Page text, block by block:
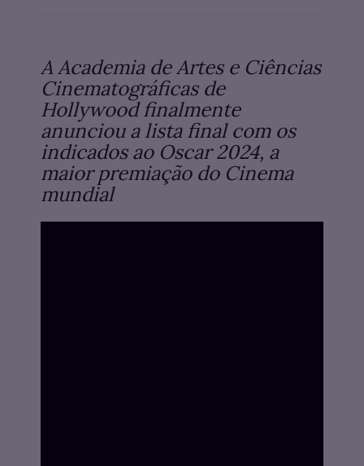
A Academia de Artes e Ciências
Cinematográficas de
Hollywood finalmente
anunciou a lista final com os
indicados ao Oscar 2024, a
maior premiação do Cinema
mundial